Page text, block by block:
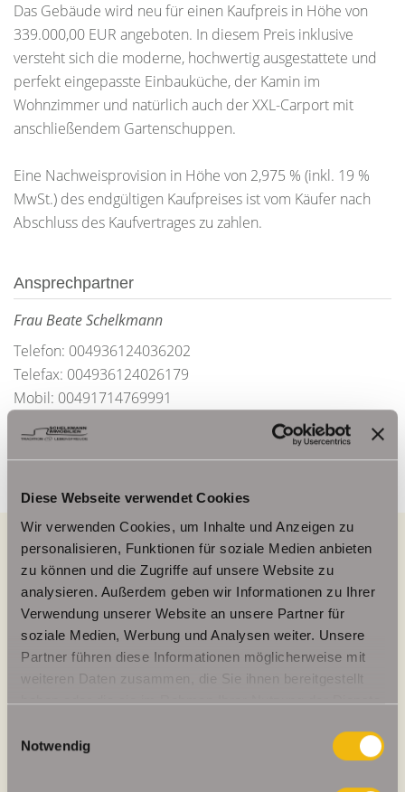
Diese Webseite verwendet Cookies
Wir verwenden Cookies, um Inhalte und Anzeigen zu
personalisieren, Funktionen für soziale Medien anbieten
zu können und die Zugriffe auf unsere Website zu
analysieren. Außerdem geben wir Informationen zu Ihrer
Verwendung unserer Website an unsere Partner für
soziale Medien, Werbung und Analysen weiter. Unsere
Partner führen diese Informationen möglicherweise mit
weiteren Daten zusammen, die Sie ihnen bereitgestellt
haben oder die sie im Rahmen Ihrer Nutzung der Dienste
Notwendig
Das Gebäude wird neu für einen Kaufpreis in Höhe von
339.000,00 EUR angeboten. In diesem Preis inklusive
versteht sich die moderne, hochwertig ausgestattete und
perfekt eingepasste Einbauküche, der Kamin im
Wohnzimmer und natürlich auch der XXL-Carport mit
anschließendem Gartenschuppen.
Eine Nachweisprovision in Höhe von 2,975 % (inkl. 19 %
MwSt.) des endgültigen Kaufpreises ist vom Käufer nach
Abschluss des Kaufvertrages zu zahlen.
Ansprechpartner
Frau Beate Schelkmann
Telefon: 004936124036202
Telefax: 004936124026179
Mobil: 00491714769991
info@schelkmann.de
Energieausweis (Verbrauchsausweis)
Energieverbrauchskennwert